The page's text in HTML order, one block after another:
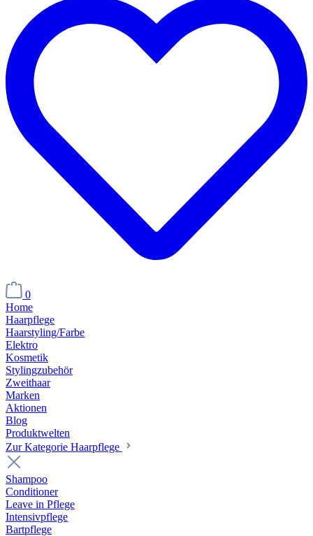
0
Home
Haarpflege
Haarstyling/Farbe
Elektro
Kosmetik
Stylingzubehör
Zweithaar
Marken
Aktionen
Blog
Produktwelten
Zur Kategorie Haarpflege
Shampoo
Conditioner
Leave in Pflege
Intensivpflege
Bartpflege